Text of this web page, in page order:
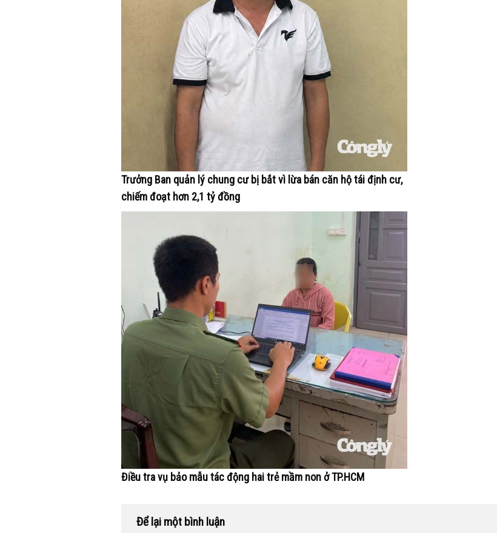
Trưởng Ban quản lý chung cư bị bắt vì lừa bán căn hộ tái định cư,
chiếm đoạt hơn 2,1 tỷ đồng
Điều tra vụ bảo mẫu tác động hai trẻ mầm non ở TP.HCM
Để lại một bình luận